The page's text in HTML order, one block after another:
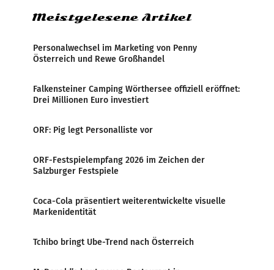
Meistgelesene Artikel
Personalwechsel im Marketing von Penny
Österreich und Rewe Großhandel
Falkensteiner Camping Wörthersee offiziell eröffnet:
Drei Millionen Euro investiert
ORF: Pig legt Personalliste vor
ORF-Festspielempfang 2026 im Zeichen der
Salzburger Festspiele
Coca-Cola präsentiert weiterentwickelte visuelle
Markenidentität
Tchibo bringt Ube-Trend nach Österreich